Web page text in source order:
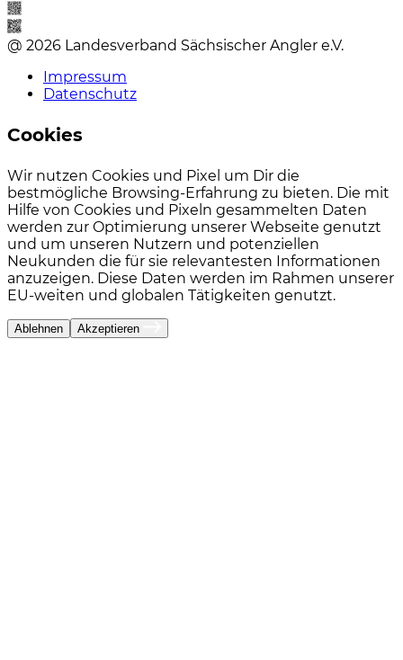
@ 2026 Landesverband Sächsischer Angler e.V.
Impressum
Datenschutz
Cookies
Wir nutzen Cookies und Pixel um Dir die
bestmögliche Browsing-Erfahrung zu bieten. Die mit
Hilfe von Cookies und Pixeln gesammelten Daten
werden zur Optimierung unserer Webseite genutzt
und um unseren Nutzern und potenziellen
Neukunden die für sie relevantesten Informationen
anzuzeigen. Diese Daten werden im Rahmen unserer
EU-weiten und globalen Tätigkeiten genutzt.
Ablehnen Akzeptieren